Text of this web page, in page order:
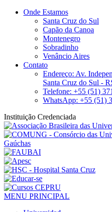
Onde Estamos
Santa Cruz do Sul
Capão da Canoa
Montenegro
Sobradinho
Venâncio Aires
Contato
Endereço: Av.
Santa Cruz do Sul -
Telefone: +55 (51)
WhatsApp: +55 (51)
Instituição Credenciada
MENU PRINCIPAL